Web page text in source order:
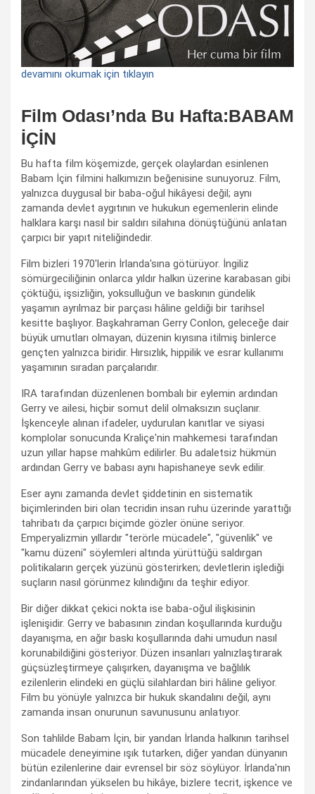
devamını okumak için tıklayın
Film Odası’nda Bu Hafta:BABAM
İÇİN
Bu hafta film köşemizde, gerçek olaylardan esinlenen
Babam İçin filmini halkımızın beğenisine sunuyoruz. Film,
yalnızca duygusal bir baba-oğul hikâyesi değil; aynı
zamanda devlet aygıtının ve hukukun egemenlerin elinde
halklara karşı nasıl bir saldırı silahına dönüştüğünü anlatan
çarpıcı bir yapıt niteliğindedir.
Film bizleri 1970'lerin İrlanda'sına götürüyor. İngiliz
sömürgeciliğinin onlarca yıldır halkın üzerine karabasan gibi
çöktüğü, işsizliğin, yoksulluğun ve baskının gündelik
yaşamın ayrılmaz bir parçası hâline geldiği bir tarihsel
kesitte başlıyor. Başkahraman Gerry Conlon, geleceğe dair
büyük umutları olmayan, düzenin kıyısına itilmiş binlerce
gençten yalnızca biridir. Hırsızlık, hippilik ve esrar kullanımı
yaşamının sıradan parçalarıdır.
IRA tarafından düzenlenen bombalı bir eylemin ardından
Gerry ve ailesi, hiçbir somut delil olmaksızın suçlanır.
İşkenceyle alınan ifadeler, uydurulan kanıtlar ve siyasi
komplolar sonucunda Kraliçe'nin mahkemesi tarafından
uzun yıllar hapse mahkûm edilirler. Bu adaletsiz hükmün
ardından Gerry ve babası aynı hapishaneye sevk edilir.
Eser aynı zamanda devlet şiddetinin en sistematik
biçimlerinden biri olan tecridin insan ruhu üzerinde yarattığı
tahribatı da çarpıcı biçimde gözler önüne seriyor.
Emperyalizmin yıllardır "terörle mücadele", "güvenlik" ve
"kamu düzeni" söylemleri altında yürüttüğü saldırgan
politikaların gerçek yüzünü gösterirken; devletlerin işlediği
suçların nasıl görünmez kılındığını da teşhir ediyor.
Bir diğer dikkat çekici nokta ise baba-oğul ilişkisinin
işlenişidir. Gerry ve babasının zindan koşullarında kurduğu
dayanışma, en ağır baskı koşullarında dahi umudun nasıl
korunabildiğini gösteriyor. Düzen insanları yalnızlaştırarak
güçsüzleştirmeye çalışırken, dayanışma ve bağlılık
ezilenlerin elindeki en güçlü silahlardan biri hâline geliyor.
Film bu yönüyle yalnızca bir hukuk skandalını değil, aynı
zamanda insan onurunun savunusunu anlatıyor.
Son tahlilde Babam İçin, bir yandan İrlanda halkının tarihsel
mücadele deneyimine ışık tutarken, diğer yandan dünyanın
bütün ezilenlerine dair evrensel bir söz söylüyor. İrlanda'nın
zindanlarından yükselen bu hikâye, bizlere tecrit, işkence ve